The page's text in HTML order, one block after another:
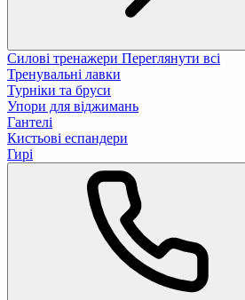
Силові тренажери Переглянути всі
Тренувальні лавки
Турніки та бруси
Упори для віджимань
Гантелі
Кистьові еспандери
Гирі